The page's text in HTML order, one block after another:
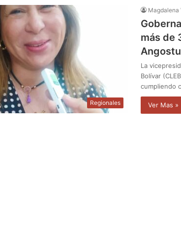
Regionales
Magdalena
más de
La
Bolívar
cumpliendo
Ver Mas »